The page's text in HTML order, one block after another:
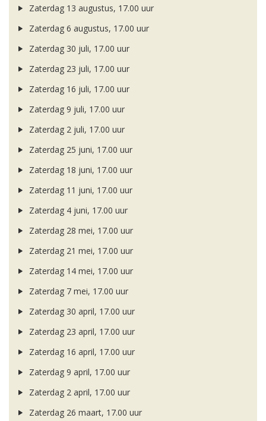
Zaterdag 13 augustus, 17.00 uur
Zaterdag 6 augustus, 17.00 uur
Zaterdag 30 juli, 17.00 uur
Zaterdag 23 juli, 17.00 uur
Zaterdag 16 juli, 17.00 uur
Zaterdag 9 juli, 17.00 uur
Zaterdag 2 juli, 17.00 uur
Zaterdag 25 juni, 17.00 uur
Zaterdag 18 juni, 17.00 uur
Zaterdag 11 juni, 17.00 uur
Zaterdag 4 juni, 17.00 uur
Zaterdag 28 mei, 17.00 uur
Zaterdag 21 mei, 17.00 uur
Zaterdag 14 mei, 17.00 uur
Zaterdag 7 mei, 17.00 uur
Zaterdag 30 april, 17.00 uur
Zaterdag 23 april, 17.00 uur
Zaterdag 16 april, 17.00 uur
Zaterdag 9 april, 17.00 uur
Zaterdag 2 april, 17.00 uur
Zaterdag 26 maart, 17.00 uur